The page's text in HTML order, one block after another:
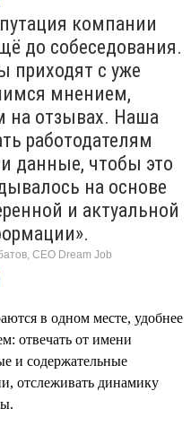
компании
до собеседования.
приходят с уже
мнением,
на отзывах. Наша
работодателям
данные, чтобы это
на основе
и актуальной
CEO Dream Job
в одном месте, удобнее
отвечать от имени
и содержательные
отслеживать динамику